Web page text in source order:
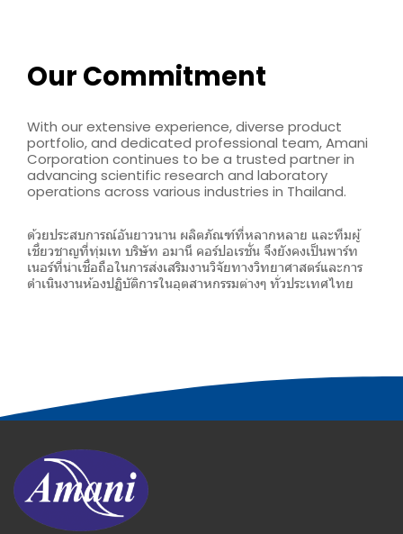
Our Commitment
With our extensive experience, diverse product
portfolio, and dedicated professional team, Amani
Corporation continues to be a trusted partner in
advancing scientific research and laboratory
operations across various industries in Thailand.
ด้วยประสบการณ์อันยาวนาน ผลิตภัณฑ์ที่หลากหลาย และทีมผู้
เชี่ยวชาญที่ทุ่มเท บริษัท อมานี คอร์ปอเรชั่น จึงยังคงเป็นพาร์ท
เนอร์ที่น่าเชื่อถือในการส่งเสริมงานวิจัยทางวิทยาศาสตร์และการ
ดำเนินงานห้องปฏิบัติการในอุตสาหกรรมต่างๆ ทั่วประเทศไทย